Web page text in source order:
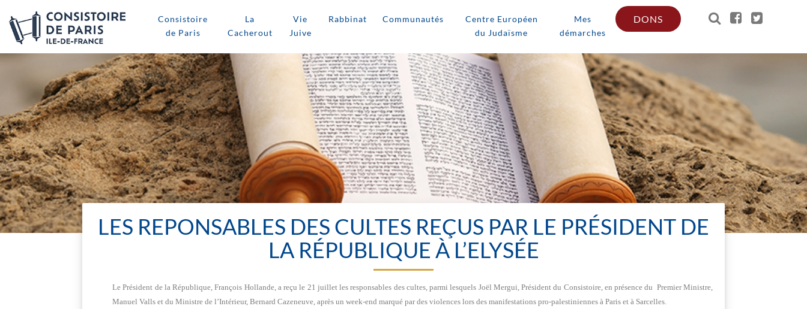
Consistoire
de Paris
La
Cacherout
Vie
Juive
Rabbinat Communautés
Centre Européen
du Judaïsme
Mes
démarches
DONS
LES REPONSABLES DES CULTES REÇUS PAR LE PRÉSIDENT DE
LA RÉPUBLIQUE À L’ELYSÉE
Le Président de la République, François Hollande, a reçu le 21 juillet les responsables des cultes, parmi lesquels Joël Mergui, Président du Consistoire, en présence du Premier Ministre,
Manuel Valls et du Ministre de l’Intérieur, Bernard Cazeneuve, après un week-end marqué par des violences lors des manifestations pro-palestiniennes à Paris et à Sarcelles.